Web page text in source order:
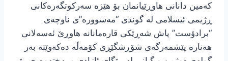
کەمین دانانی هاوڕێیانمان بۆ هێزە سەرکوتگەرەکانی
ڕژیمی ئیسلامی لە گوندی “مەسوورە”ی ناوچەی
“برادۆست” پاش شەڕێکی قارەمانانە هاوڕێ ئەسەلانی
هەنارە پێشمەرگەی شۆڕشگێڕی کۆمەڵە دەکەوێتە بەر